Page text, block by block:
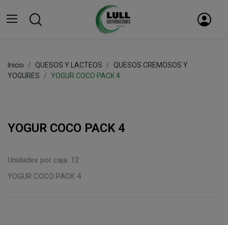
Inicio QUESOS Y LACTEOS
QUESOS CREMOSOS Y
YOGURES
YOGUR COCO PACK 4
YOGUR COCO PACK 4
Unidades por caja: 12
YOGUR COCO PACK 4